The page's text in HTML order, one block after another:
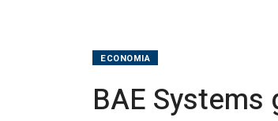
ECONOMIA
BAE Systems